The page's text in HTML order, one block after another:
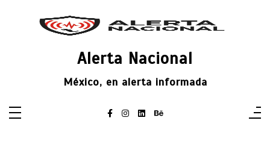
Alerta Nacional
México, en alerta informada